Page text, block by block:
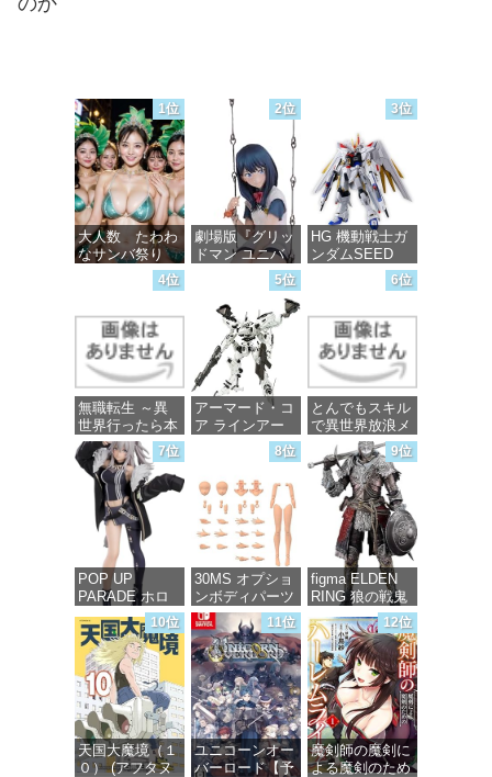
1位
大人数 たわわ
なサンバ祭り
価格：¥99
2位
劇場版『グリッ
ドマン ユニバ
ース』 宝多六
花 wall figure
1/7スケール プ
ラスチック製
塗装済み完成品
フィギュア
価格：¥13,756
3位
HG 機動戦士ガ
ンダムSEED
FREEDOM マ
イティーストラ
ガンダム 1/144
スケール 色分
け済みプラモデ
ル
価格：¥4,800
4位
無職転生 ～異
世界行ったら本
気だす～ 20
(MFコミック
ス フラッパー
シリーズ)
価格：¥748
5位
アーマード・コ
ア ラインアー
ク ホワイト・
グリント 全高
約160mm 1/72
スケール プラ
モデル
価格：¥7,367
6位
とんでもスキル
で異世界放浪メ
シ 10 (ガルドコ
ミックス)
価格：¥726
7位
POP UP
PARADE ホロ
ライブプロダク
ション 獅白ぼ
たん ノンスケ
ール プラスチ
ック製 塗装済
み完成品フィギ
ュア
価格：¥4,676
8位
30MS オプショ
ンボディパーツ
アームパーツ&
レッグパーツ
[カラーC] 色分
け済みプラモデ
ル
価格：¥1,949
9位
figma ELDEN
RING 狼の戦鬼
ノンスケール
プラスチック製
塗装済み可動フ
ィギュア
価格：¥13,115
10位
天国大魔境（１
０） (アフタヌ
11位
ユニコーンオー
バーロード【予
12位
魔剣師の魔剣に
よる魔剣のため